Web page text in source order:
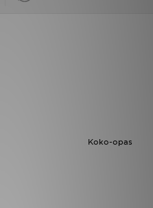
Koko-opas